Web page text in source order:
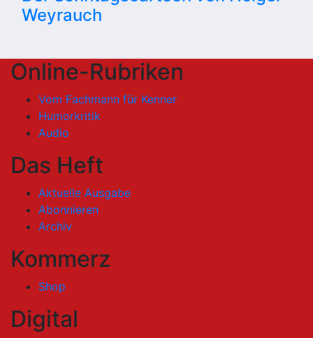
Weyrauch
Online-Rubriken
Vom Fachmann für Kenner
Humorkritik
Audio
Das Heft
Aktuelle Ausgabe
Abonnieren
Archiv
Kommerz
Shop
Digital